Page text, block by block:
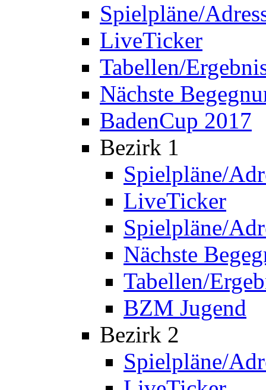
Spielpläne/
LiveTicker
Tabellen/
Nächste
BadenCup 2017
Bezirk 1
Spielpläne/
LiveTicker
Spielpläne/
Nächste
Tabellen/
BZM Jugend
Bezirk 2
Spielpläne/